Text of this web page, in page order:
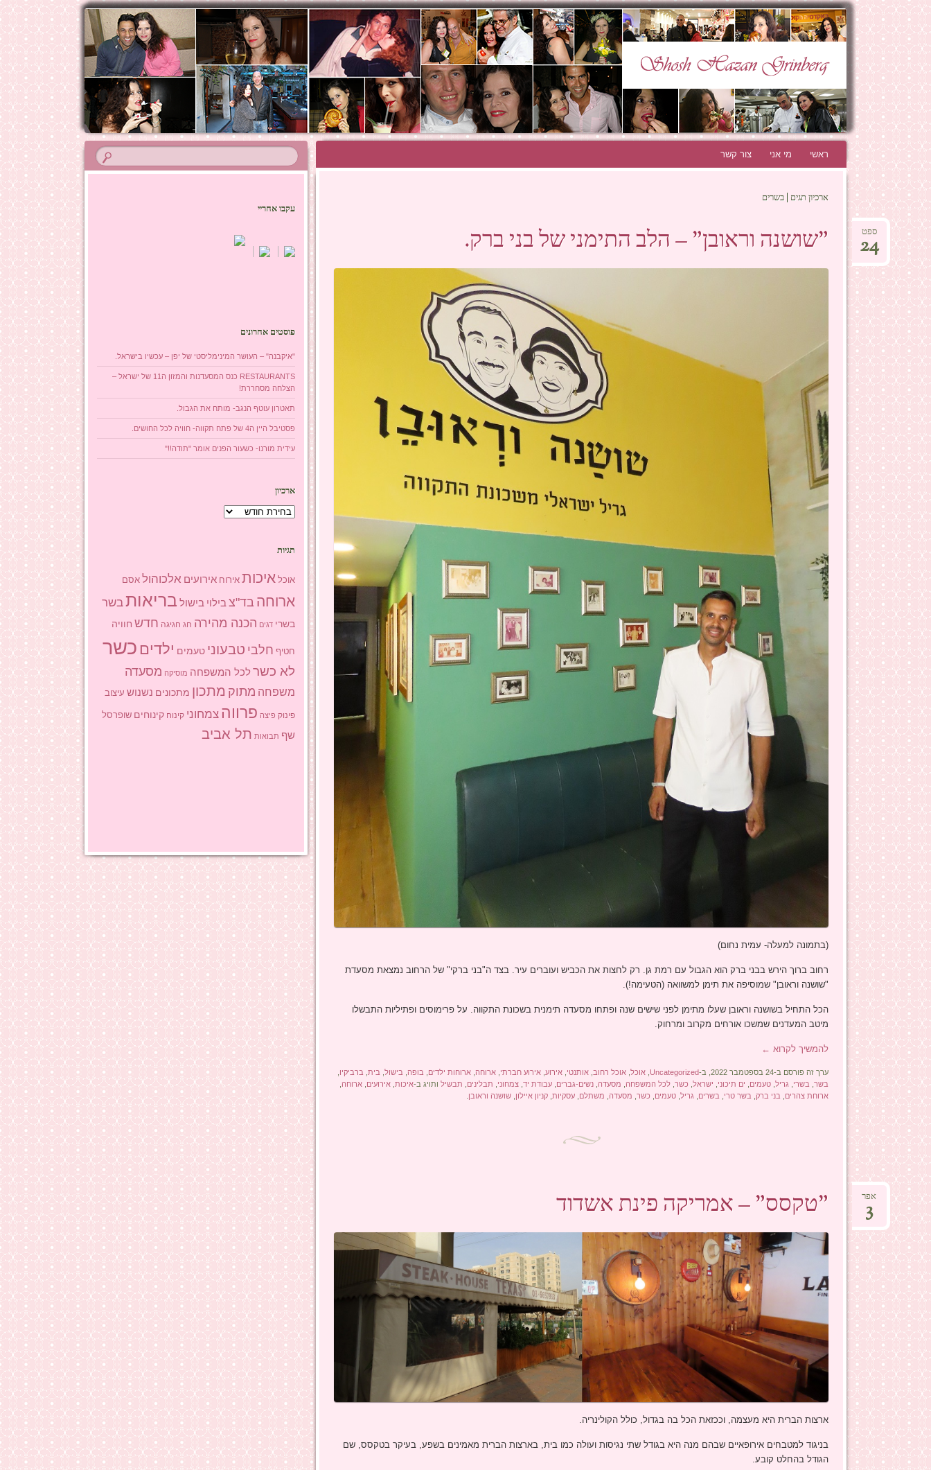
SHOSH HAZAN GRINBERG
THE BEST BLOG EVER!
לדלג לתוכן
ראשי מי אני צור קשר
ארכיון תגים | בשרים
"שושנה וראובן" – הלב התימני של בני ברק. ספט
24
(בתמונה למעלה- עמית נחום)
רחוב ברוך הירש בבני ברק הוא הגבול עם רמת גן. רק לחצות את הכביש ועוברים עיר. בצד ה"בני ברקי" של הרחוב נמצאת מסעדת
"שושנה וראובן" שמוסיפה את תימן למשוואה (הטעימה!).
הכל התחיל בשושנה וראובן שעלו מתימן לפני שישים שנה ופתחו מסעדה תימנית בשכונת התקווה. על פרימוסים ופתיליות התבשלו
מיטב המעדנים שמשכו אורחים מקרוב ומרחוק.
להמשיך לקרוא ←
ערך זה פורסם ב-24 בספטמבר 2022, ב- Uncategorized אוכל, אוכל רחוב, אותנטי אירוע, אירוע חברתי ארוחה, ארוחות ילדים בופה, בישול, בית, ברביקיו
בשר, בשרי גריל, טעמים ים תיכוני ישראל, כשר, לכל המשפחה, מסעדה, נשים-גברים עבודת יד, צמחוני תבלינים תבשילותויג ב-איכות, אירועים ארוחה,
ארוחת צהרים
בני ברק, בשר טרי בשרים גריל, טעמים כשר, מסעדה, משתלם עסקיות, קניון איילון שושנה וראובן
"טקסס" – אמריקה פינת אשדוד אפר
3
ארצות הברית היא מעצמה, וככזאת הכל בה בגדול, כולל הקולינריה.
בניגוד למטבחים אירופאיים שבהם מנה היא בגודל שתי נגיסות ועולה כמו בית, בארצות הברית מאמינים בשפע, בעיקר בטקסס, שם
הגודל בהחלט קובע.
עקבו אחריי
פוסטים אחרונים
"איקבנה" – העושר המינימליסטי של יפן – עכשיו בישראל.
RESTAURANTS כנס המסעדנות והמזון ה11 של ישראל –
הצלחה מסחררת!
תאטרון עוטף הנגב- מותח את הגבול.
פסטיבל היין ה4 של פתח תקווה- חוויה לכל החושים.
עידית מורנו- כשעור הפנים אומר "תודה!!"
ארכיון
ארכיון
תגיות
אוכל איכות אירוח אירועים אלכוהול אסם
ארוחה בד"צ בילוי בישול בריאותבשר
בשרי דגים הכנה מהירה חג חגיגה חדש חוויה
חטיף חלבי טבעוני טעמים ילדים כשר
לא כשר לכל המשפחה מוסיקה מסעדה
משפחה מתוק מתכון מתכונים נשנוש עיצוב
פינוק פיצה פרווה צמחוני קינוח קינוחים שופרסל
שף תבואות תל אביב